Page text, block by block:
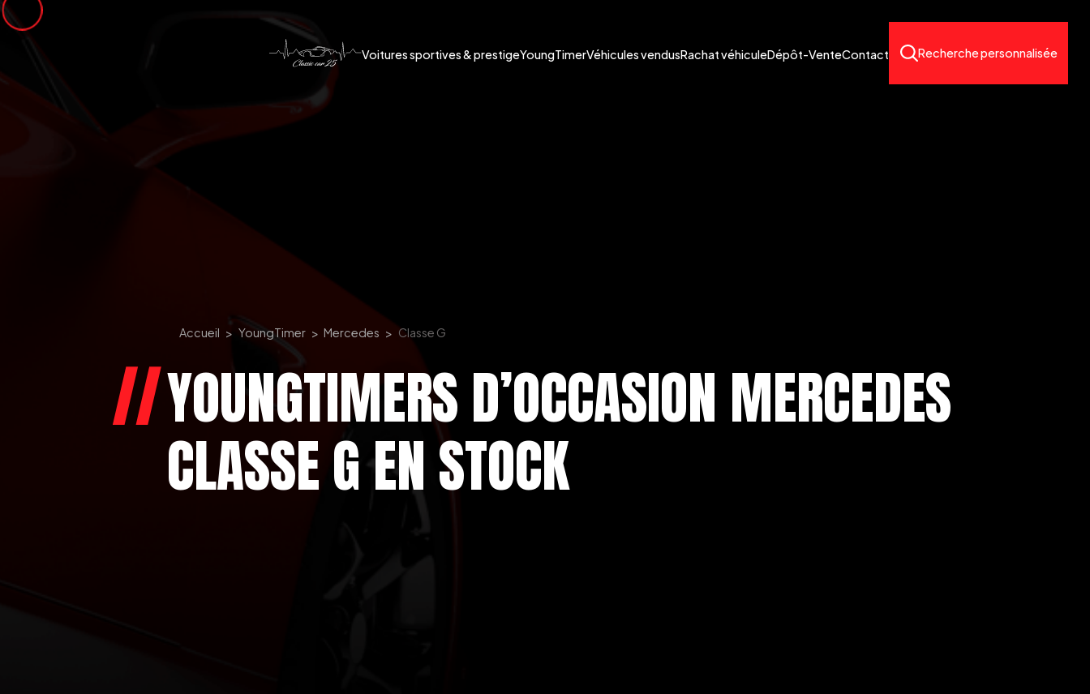
Voitures sportives & prestigeYoungTimerVéhicules vendusRachat véhiculeDépôt-VenteContact Recherche personnalisée
Accueil YoungTimer Mercedes Classe G
YOUNGTIMERS D’OCCASION MERCEDES
CLASSE G EN STOCK
Panneau de gestion des cookies